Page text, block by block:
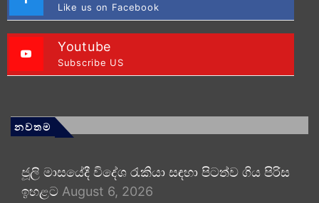
Like us on Facebook
Youtube
Subscribe US
නවතම
ජූලි මාසයේදී විදේශ රැකියා සඳහා පිටත්ව ගිය පිරිස
ඉහළට August 6, 2026